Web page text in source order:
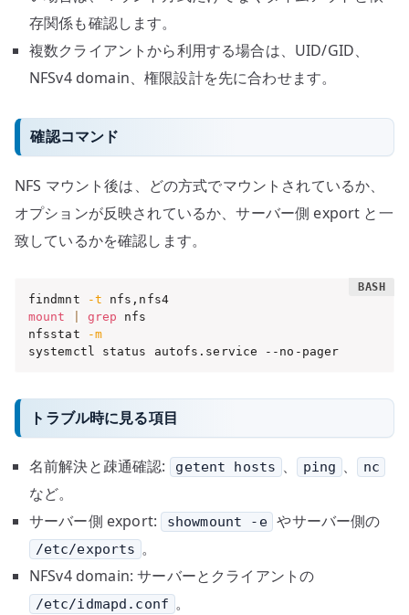
存関係も確認します。
複数クライアントから利用する場合は、UID/GID、
NFSv4 domain、権限設計を先に合わせます。
確認コマンド
NFS マウント後は、どの方式でマウントされているか、
オプションが反映されているか、サーバー側 export と一
致しているかを確認します。
findmnt -t
nfs,nfs4
mount
grep nfs
nfsstat
-m
systemctl status autofs.service --no-pager
トラブル時に見る項目
名前解決と疎通確認: getent hosts 、 ping 、 nc
など。
サーバー側 export:
showmount -e やサーバー側の
/etc/exports 。
NFSv4 domain: サーバーとクライアントの
/etc/idmapd.conf 。